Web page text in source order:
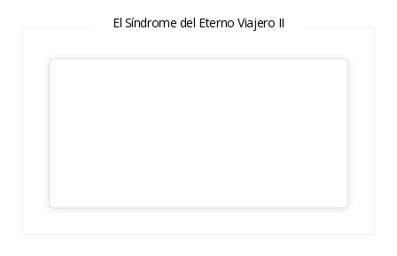
El Síndrome del Eterno Viajero II